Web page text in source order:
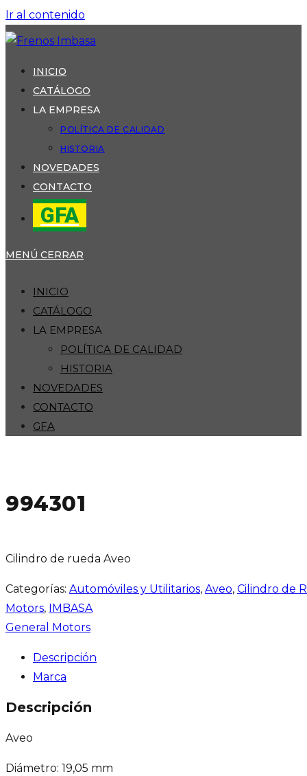
Ir al contenido
INICIO
CATÁLOGO
LA EMPRESA
POLÍTICA DE CALIDAD
HISTORIA
NOVEDADES
CONTACTO
GFA
MENÚ CERRAR
INICIO
CATÁLOGO
LA EMPRESA
POLÍTICA DE CALIDAD
HISTORIA
NOVEDADES
CONTACTO
GFA
994301
Cilindro de rueda Aveo
Categorías: Automóviles y Utilitarios, Aveo, Cilindro de
Motors, IMBASA
General Motors
Descripción
Marca
Descripción
Aveo
Diámetro: 19,05 mm